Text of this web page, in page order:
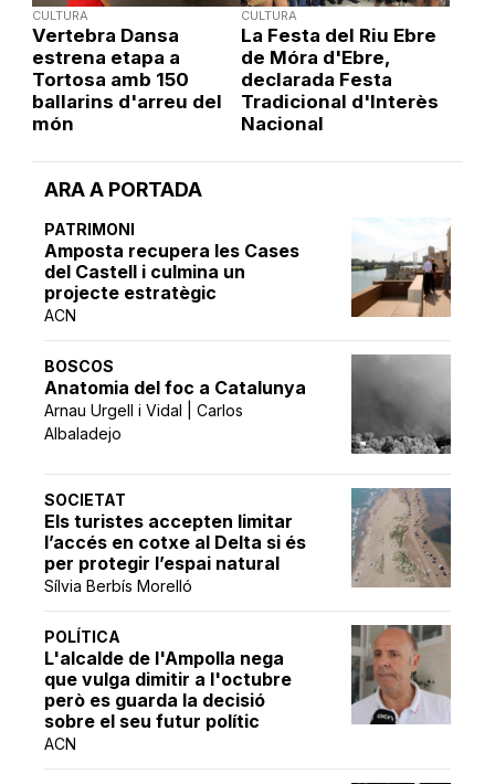
ARA A PORTADA
PATRIMONI
Amposta recupera les Cases
del Castell i culmina un
projecte estratègic
ACN
BOSCOS
Anatomia del foc a Catalunya
Arnau Urgell i Vidal | Carlos
Albaladejo
SOCIETAT
Els turistes accepten limitar
l’accés en cotxe al Delta si és
per protegir l’espai natural
Sílvia Berbís Morelló
POLÍTICA
L'alcalde de l'Ampolla nega
que vulga dimitir a l'octubre
però es guarda la decisió
sobre el seu futur polític
ACN
CULTURA
Vertebra Dansa
estrena etapa a
Tortosa amb 150
ballarins d'arreu del
món
CULTURA
La Festa del Riu Ebre
de Móra d'Ebre,
declarada Festa
Tradicional d'Interès
Nacional